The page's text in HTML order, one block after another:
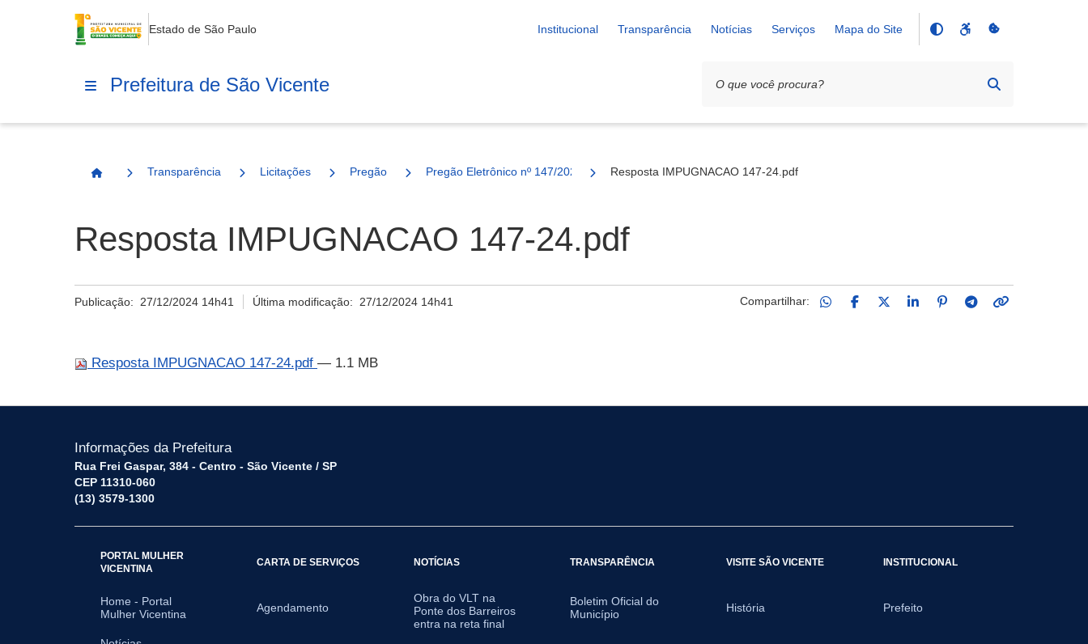
Estado de São Paulo Institucional Transparência Notícias Serviços Mapa do Site
Prefeitura de São Vicente
Página Inicial
Transparência Licitações Pregão Pregão Eletrônico nº 147/2024 - SESAUResposta IMPUGNACAO 147-24.pdf
Resposta IMPUGNACAO 147-24.pdf
Publicação: 27/12/2024 14h41 Última modificação: 27/12/2024 14h41 Compartilhar:
Resposta IMPUGNACAO 147-24.pdf — 1.1 MB
Informações da Prefeitura
Rua Frei Gaspar, 384 - Centro - São Vicente / SP
CEP 11310-060
(13) 3579-1300
PORTAL MULHER
VICENTINA
Home - Portal
Mulher Vicentina
CARTA DE SERVIÇOS
Agendamento
NOTÍCIAS
Obra do VLT na
Ponte dos Barreiros
entra na reta final
TRANSPARÊNCIA
Boletim Oficial do
Município
VISITE SÃO VICENTE
História
INSTITUCIONAL
Prefeito